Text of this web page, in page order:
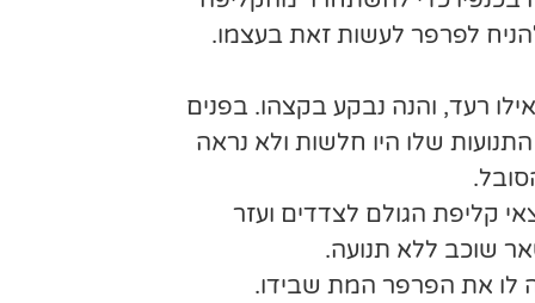
לפרפר לעשות זאת בעצמו.
רעד, והנה נבקע בקצהו. בפנים
שלו היו חלשות ולא נראה
קליפת הגולם לצדדים ועזר
שוכב ללא תנועה.
לו את הפרפר המת שבידו.